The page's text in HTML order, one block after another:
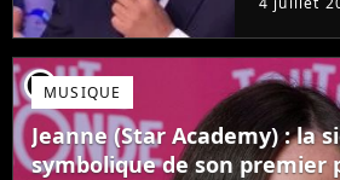
Mais
une
pas
vivre.
player2MUSIQUE
Jeanne (Star Academy) : la
symbolique de son premier